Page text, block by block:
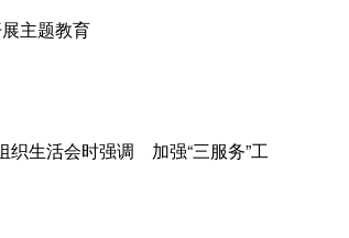
主题教育
织生活会时强调 加强“三服务”工